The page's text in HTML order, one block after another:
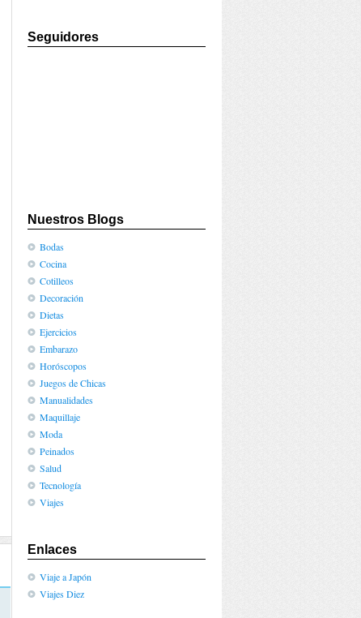
Seguidores
Nuestros Blogs
Bodas
Cocina
Cotilleos
Decoración
Dietas
Ejercicios
Embarazo
Horóscopos
Juegos de Chicas
Manualidades
Maquillaje
Moda
Peinados
Salud
Tecnología
Viajes
Enlaces
Viaje a Japón
Viajes Diez